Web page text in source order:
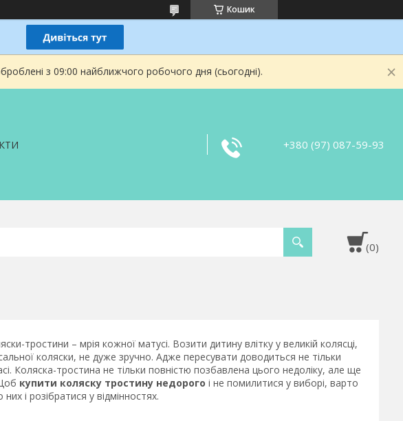
Кошик
з 09:00 найближчого робочого дня (сьогодні).
+380 (97) 087-59-93
тростини – мрія кожної матусі. Возити дитину влітку у великій колясці,
коляски, не дуже зручно. Адже пересувати доводиться не тільки
Коляска-тростина не тільки повністю позбавлена цього недоліку, але ще
купити коляску тростину недорого і не помилитися у виборі, варто
і розібратися у відмінностях.